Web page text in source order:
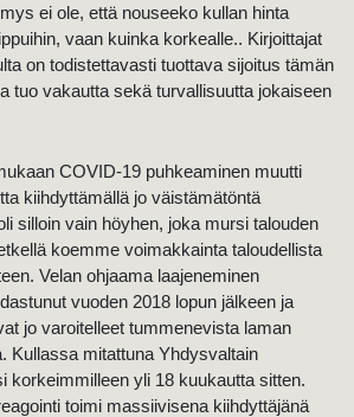
ei ole, että nouseeko kullan hinta
vaan kuinka korkealle.. Kirjoittajat
on todistettavasti tuottava sijoitus tämän
tuo vakautta sekä turvallisuutta jokaiseen
COVID-19 puhkeaminen muutti
kiihdyttämällä jo väistämätöntä
silloin vain höyhen, joka mursi talouden
koemme voimakkainta taloudellista
Velan ohjaama laajeneminen
vuoden 2018 lopun jälkeen ja
jo varoitelleet tummenevista laman
Kullassa mitattuna Yhdysvaltain
korkeimmilleen yli 18 kuukautta sitten.
toimi massiivisena kiihdyttäjänä